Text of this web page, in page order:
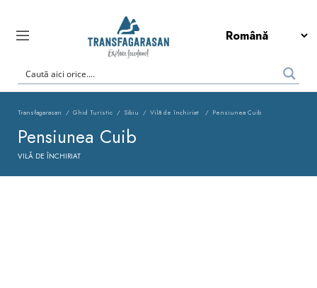
Transfagarasan Ghid Turistic Sibiu Vilă de închiriat Pensiunea Cuib
Pensiunea Cuib
VILĂ DE ÎNCHIRIAT